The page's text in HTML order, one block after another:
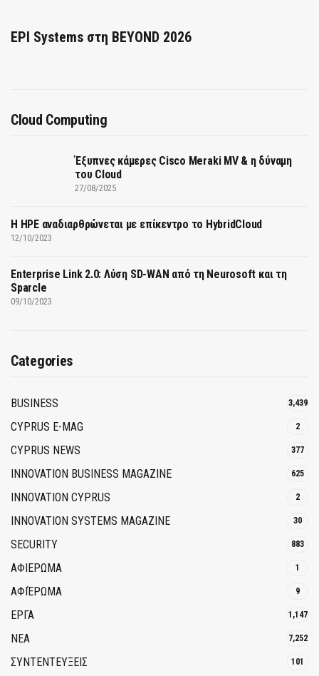
EPI Systems στη BEYOND 2026
Cloud Computing
Έξυπνες κάμερες Cisco Meraki MV & η δύναμη
του Cloud
27/08/2025
H HPE αναδιαρθρώνεται με επίκεντρο το HybridCloud
12/10/2023
Enterprise Link 2.0: Λύση SD-WAN από τη Neurosoft και τη
Sparcle
09/10/2023
Categories
BUSINESS 3,439
CYPRUS E-MAG 2
CYPRUS NEWS 377
INNOVATION BUSINESS MAGAZINE 625
INNOVATION CYPRUS 2
INNOVATION SYSTEMS MAGAZINE 30
SECURITY 883
ΑΦΙΕΡΩΜΑ 1
ΑΦΙΈΡΩΜΑ 9
ΕΡΓΑ 1,147
ΝΕΑ 7,252
ΣΥΝΤΕΝΤΕΥΞΕΙΣ 101